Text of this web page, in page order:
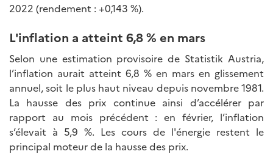
2022 (rendement : +0,143 %).
L'inflation a atteint 6,8 % en mars
Selon une estimation provisoire de Statistik Austria,
l’inflation aurait atteint 6,8 % en mars en glissement
annuel, soit le plus haut niveau depuis novembre 1981.
La hausse des prix continue ainsi d’accélérer par
rapport au mois précédent : en février, l’inflation
s’élevait à 5,9 %. Les cours de l'énergie restent le
principal moteur de la hausse des prix.